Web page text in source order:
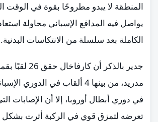
المنطقة لا يبدو مطروحًا بقوة في الوقت
يواصل فيه المدافع الإسباني محاولة
الكاملة بعد سلسلة من الانتكاسات البدنية.
جدير بالذكر أن
في دوري أبطال أوروبا، إلا أن الإصابات
تعرضه لتمزق قوي في الركبة أثرت